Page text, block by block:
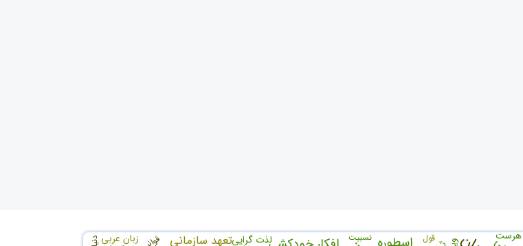
تعهد سازمانی زبان عربی لذت گرایی هرست نسبیت قول دنیا